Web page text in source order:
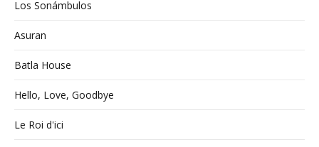
Los Sonámbulos
Asuran
Batla House
Hello, Love, Goodbye
Le Roi d'ici